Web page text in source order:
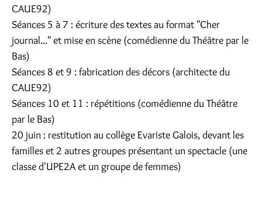
CAUE92)
Séances 5 à 7 : écriture des textes au format "Cher
journal..." et mise en scène (comédienne du Théâtre par le
Bas)
Séances 8 et 9 : fabrication des décors (architecte du
CAUE92)
Séances 10 et 11 : répétitions (comédienne du Théâtre
par le Bas)
20 juin : restitution au collège Evariste Galois, devant les
familles et 2 autres groupes présentant un spectacle (une
classe d'UPE2A et un groupe de femmes)